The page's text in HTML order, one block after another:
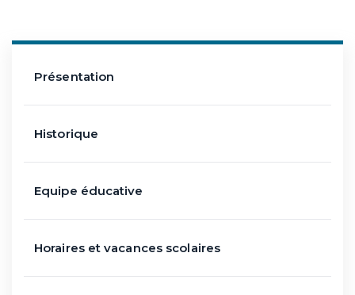
Présentation
Historique
Equipe éducative
Horaires et vacances scolaires